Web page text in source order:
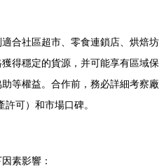
合社區超市、零食連鎖店、烘焙坊
得穩定的貨源，并可能享有區域保
等權益。合作前，務必詳細考察廠
可）和市場口碑。
素影響：